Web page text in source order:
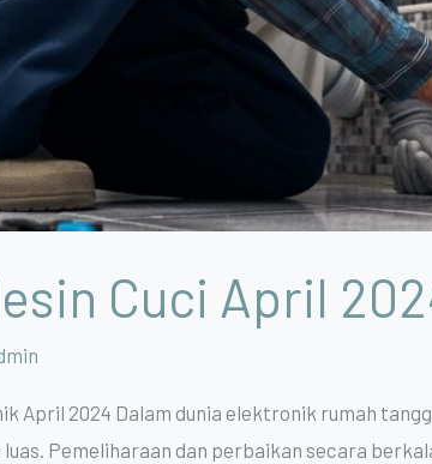
Cuci April
April 2024 Dalam dunia elektronik rumah
Pemeliharaan dan perbaikan secara